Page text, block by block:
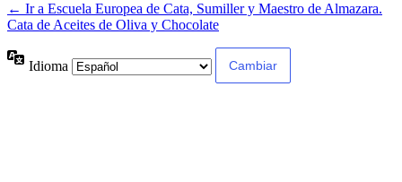
← Ir a Escuela Europea de Cata, Sumiller y Maestro de Almazara.
Cata de Aceites de Oliva y Chocolate
Idioma